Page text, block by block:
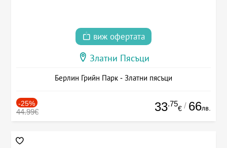
виж офертата
Златни Пясъци
Берлин Грийн Парк - Златни пясъци
-25%
44.99€ 33.75
€ / 66лв.